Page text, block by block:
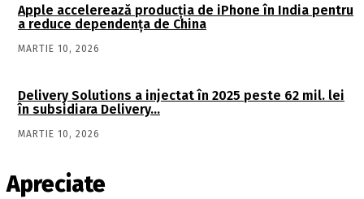
Apple accelerează producția de iPhone în India pentru
a reduce dependența de China
MARTIE 10, 2026
Delivery Solutions a injectat în 2025 peste 62 mil. lei
în subsidiara Delivery…
MARTIE 10, 2026
Apreciate